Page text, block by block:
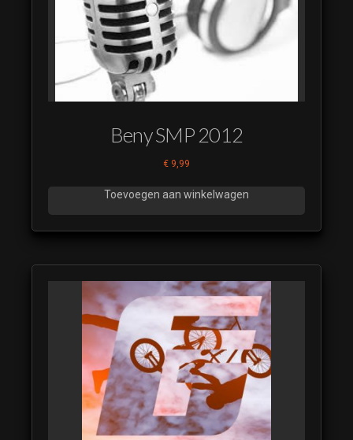
Beny SMP 2012
€ 9,99
Toevoegen aan winkelwagen